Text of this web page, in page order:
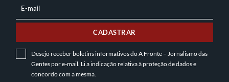
MAIL
E-mail
CADASTRAR
Desejo receber boletins informativos do A Fronte – Jornalismo das
Gentes por e-mail. Li a indicação relativa àproteção de dadose
concordo com a mesma.